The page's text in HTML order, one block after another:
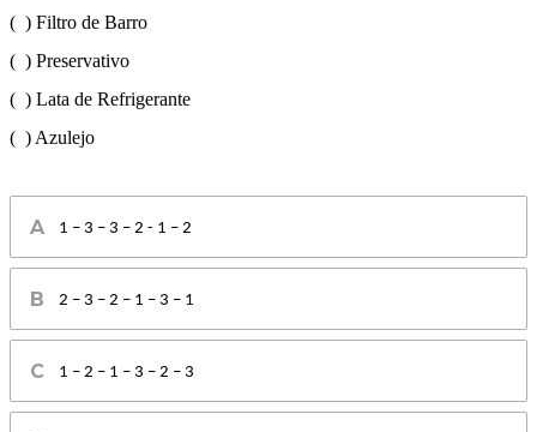
( ) Filtro de Barro
( ) Preservativo
( ) Lata de Refrigerante
( ) Azulejo
1 – 3 – 3 – 2 - 1 – 2
2 – 3 – 2 – 1 – 3 – 1
1 – 2 – 1 – 3 – 2 – 3